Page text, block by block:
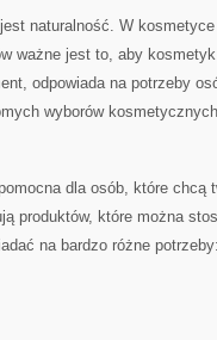
naturalność. W
ważne jest to, aby kosmetyk
odpowiada na potrzeby
wyborów
dla osób, które chcą
produktów, które można
na bardzo różne